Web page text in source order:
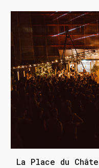
La Place du